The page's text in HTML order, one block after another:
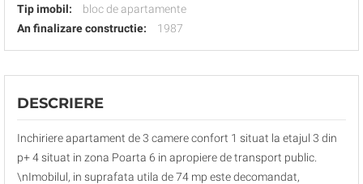
Tip imobil:
bloc de apartamente
An finalizare constructie:
1987
DESCRIERE
Inchiriere apartament de 3 camere confort 1 situat la etajul 3 din
p+ 4 situat in zona Poarta 6 in apropiere de transport public.
\nImobilul, in suprafata utila de 74 mp este decomandat,